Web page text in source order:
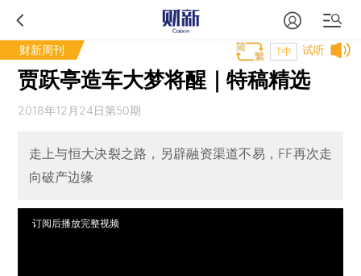
财新周刊 试听
T中
贾跃亭造车大梦将醒｜特稿精选
2018年12月24日第50期
走上与恒大决裂之路，另辟融资渠道不易，FF再次走
向破产边缘
订阅后播放完整视频